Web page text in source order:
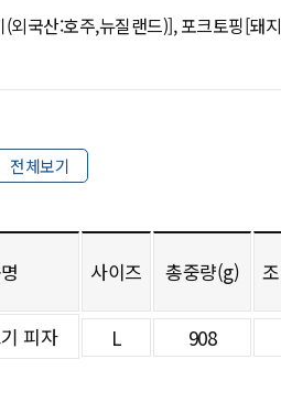
외국산:호주,뉴질랜드)], 포크토핑[돼
전체보기
사이즈 총중량(g)
피자 L 908